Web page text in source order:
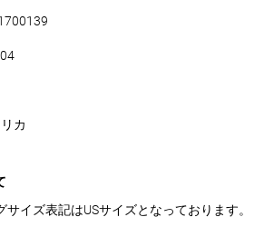
カ
サイズ表記はUSサイズとなっております。